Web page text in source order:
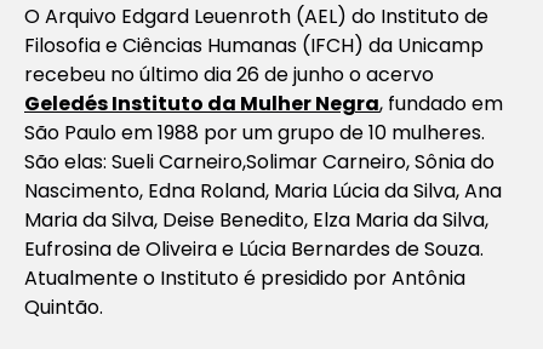
O Arquivo Edgard Leuenroth (AEL) do Instituto de
Filosofia e Ciências Humanas (IFCH) da Unicamp
recebeu no último dia 26 de junho o acervo
Geledés Instituto da Mulher Negra, fundado em
São Paulo em 1988 por um grupo de 10 mulheres.
São elas: Sueli Carneiro,Solimar Carneiro, Sônia do
Nascimento, Edna Roland, Maria Lúcia da Silva, Ana
Maria da Silva, Deise Benedito, Elza Maria da Silva,
Eufrosina de Oliveira e Lúcia Bernardes de Souza.
Atualmente o Instituto é presidido por Antônia
Quintão.